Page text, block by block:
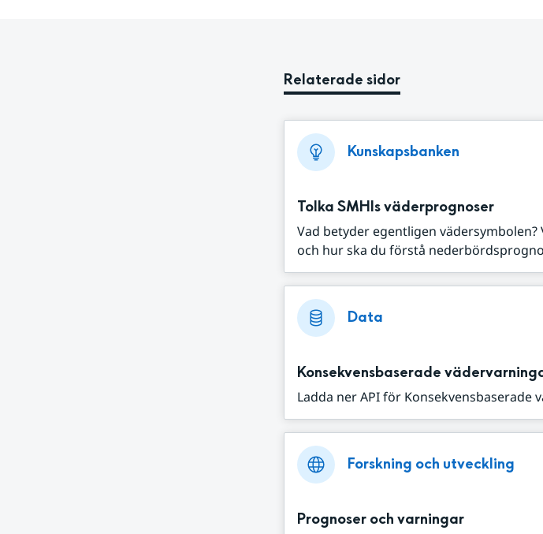
Relaterade sidor
Kunskapsbanken
Tolka SMHIs väderprognoser
Vad betyder egentligen
och hur ska du förstå
Data
Konsekvensbaserade
Ladda ner API för Konsekvensbaserade
Forskning och utveckling
Prognoser och varningar